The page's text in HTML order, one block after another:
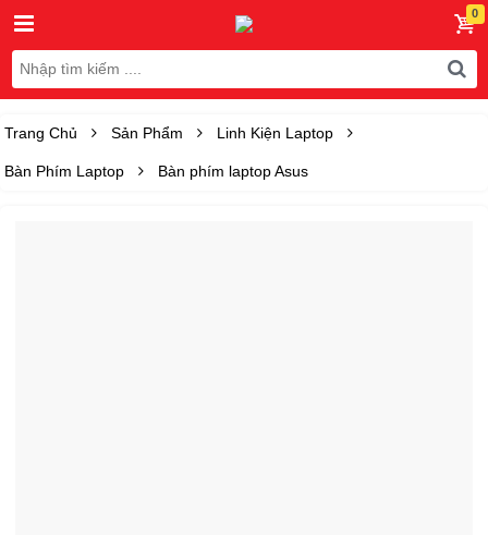
Trang Chủ Sản Phẩm Linh Kiện Laptop
Bàn Phím Laptop Bàn phím laptop Asus